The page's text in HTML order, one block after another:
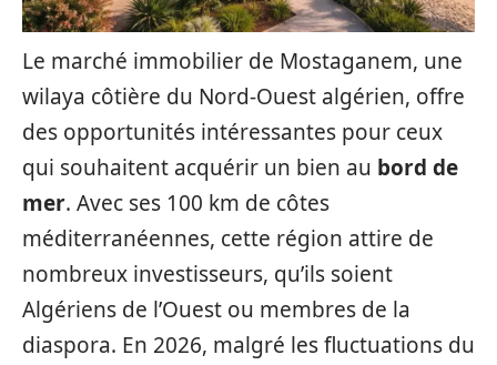
Le marché immobilier de Mostaganem, une
wilaya côtière du Nord-Ouest algérien, offre
des opportunités intéressantes pour ceux
qui souhaitent acquérir un bien au bord de
mer. Avec ses 100 km de côtes
méditerranéennes, cette région attire de
nombreux investisseurs, qu’ils soient
Algériens de l’Ouest ou membres de la
diaspora. En 2026, malgré les fluctuations du